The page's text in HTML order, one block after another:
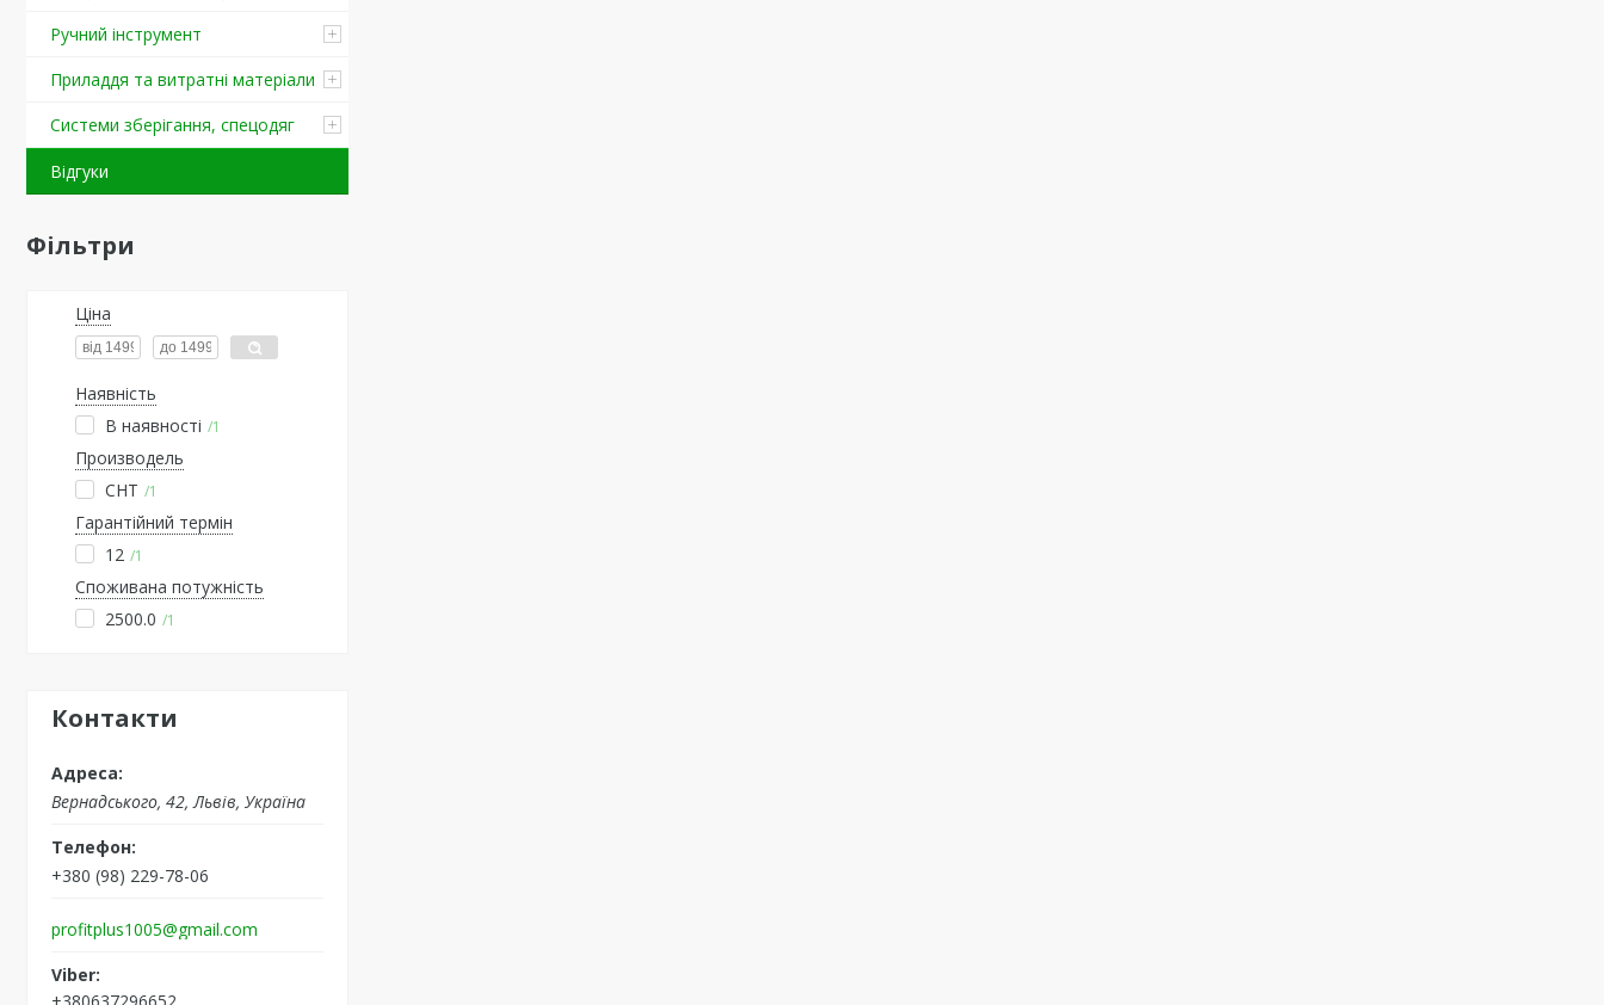
Ручний інструмент
Приладдя та витратні матеріали
Системи зберігання, спецодяг
Відгуки
Фільтри
Ціна
Наявність
В наявності
1
Производель
CHT
1
Гарантійний термін
12 1
Споживана потужність
2500.0
1
Контакти
Вернадського, 42, Львів, Україна
+380 (98) 229-78-06
profitplus1005@gmail.com
+380637296652